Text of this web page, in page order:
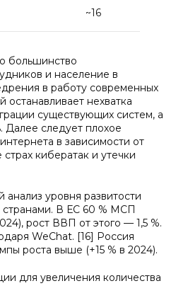
~16
большинство
и население в
в работу современных
останавливает нехватка
существующих систем, а
Далее следует плохое
в зависимости от
кибератак и утечки
уровня развитости
странами. В ЕС 60 % МСП
рост ВВП от этого — 1,5 %.
WeChat. [16] Россия
роста выше (+15 % в 2024).
для увеличения количества